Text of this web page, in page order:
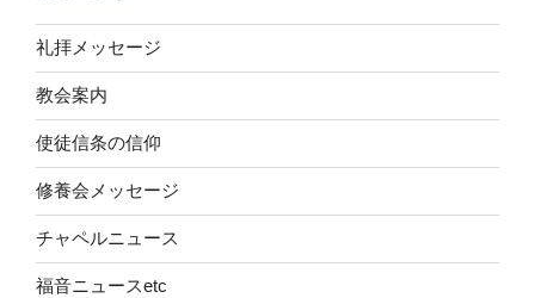
礼拝メッセージ
教会案内
使徒信条の信仰
修養会メッセージ
チャペルニュース
福音ニュースetc